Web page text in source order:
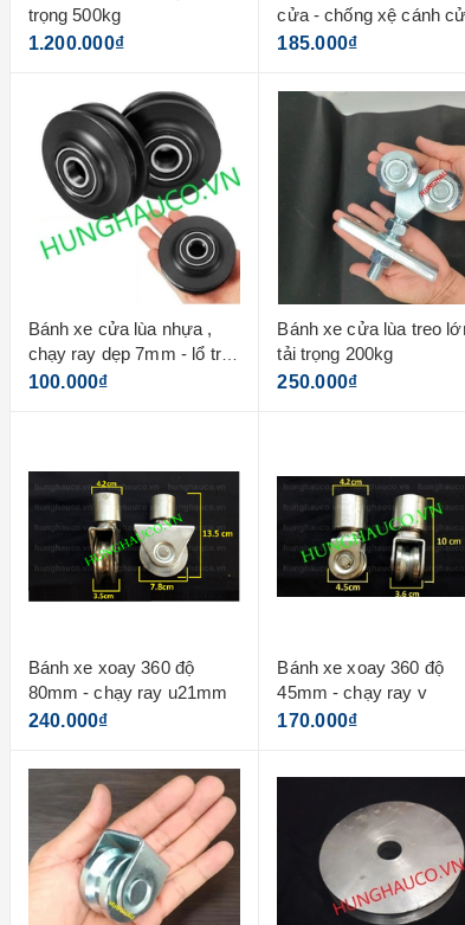
trọng 500kg
1.200.000₫
cửa - chống xệ cánh
185.000₫
Bánh xe cửa lùa nhựa ,
chạy ray dẹp 7mm - lổ trục
14mm
100.000₫
Bánh xe cửa lùa treo
tải trọng 200kg
250.000₫
Bánh xe xoay 360 độ
80mm - chạy ray u21mm
240.000₫
Bánh xe xoay 360 độ
45mm - chạy ray v
170.000₫